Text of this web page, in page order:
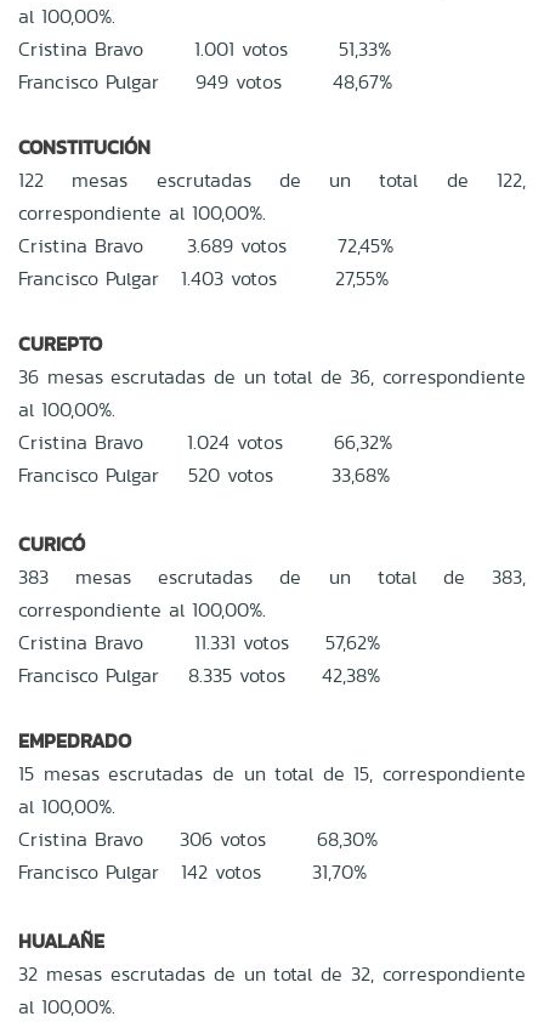
al 100,00%.
Cristina Bravo 1.001 votos 51,33%
Francisco Pulgar 949 votos 48,67%
CONSTITUCIÓN
122 mesas escrutadas de un total de 122,
correspondiente al 100,00%.
Cristina Bravo 3.689 votos 72,45%
Francisco Pulgar 1.403 votos 27,55%
CUREPTO
36 mesas escrutadas de un total de 36, correspondiente
al 100,00%.
Cristina Bravo 1.024 votos 66,32%
Francisco Pulgar 520 votos 33,68%
CURICÓ
383 mesas escrutadas de un total de 383,
correspondiente al 100,00%.
Cristina Bravo 11.331 votos 57,62%
Francisco Pulgar 8.335 votos 42,38%
EMPEDRADO
15 mesas escrutadas de un total de 15, correspondiente
al 100,00%.
Cristina Bravo 306 votos 68,30%
Francisco Pulgar 142 votos 31,70%
HUALAÑE
32 mesas escrutadas de un total de 32, correspondiente
al 100,00%.